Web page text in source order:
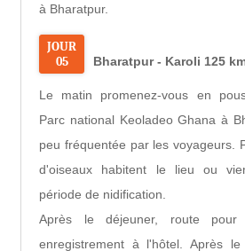
à Bharatpur.
JOUR
05
Bharatpur - Karoli 125
Le matin promenez-vous en
Parc national Keoladeo Ghana à
peu fréquentée par les voyageurs.
d'oiseaux habitent le lieu ou
période de nidification.
Après le déjeuner, route
enregistrement à l'hôtel. Après